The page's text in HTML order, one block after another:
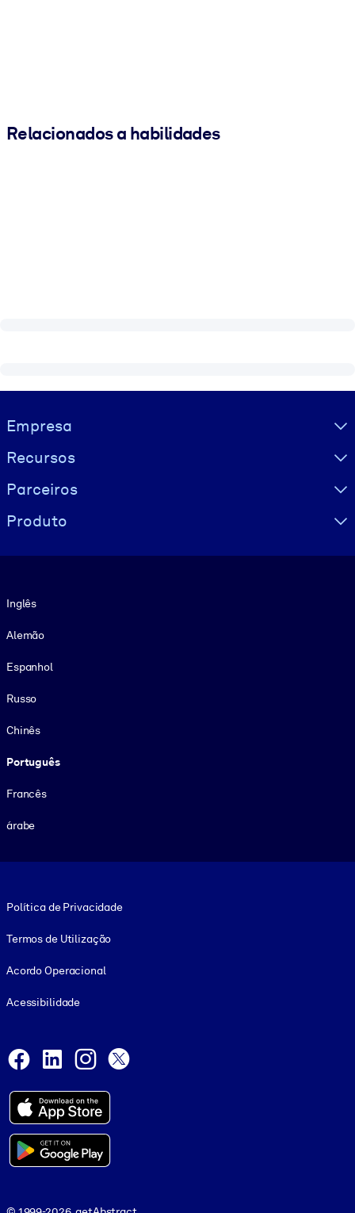
Relacionados a habilidades
Visually hidden Text
Empresa
Recursos
Parceiros
Produto
Inglês
Alemão
Espanhol
Russo
Chinês
Português
Francês
árabe
Política de Privacidade
Termos de Utilização
Acordo Operacional
Acessibilidade
Facebook
LinkedInInstagram